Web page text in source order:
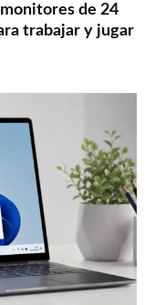
de 24
trabajar y jugar